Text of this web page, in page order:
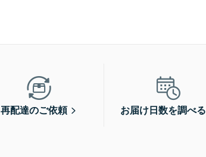
再配達のご依頼 お届け日数を調べる